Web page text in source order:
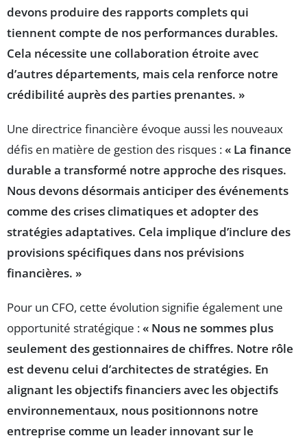
devons produire des rapports complets qui
tiennent compte de nos performances durables.
Cela nécessite une collaboration étroite avec
d’autres départements, mais cela renforce notre
crédibilité auprès des parties prenantes. »
Une directrice financière évoque aussi les nouveaux
défis en matière de gestion des risques :« La finance
durable a transformé notre approche des risques.
Nous devons désormais anticiper des événements
comme des crises climatiques et adopter des
stratégies adaptatives. Cela implique d’inclure des
provisions spécifiques dans nos prévisions
financières. »
Pour un CFO, cette évolution signifie également une
opportunité stratégique :« Nous ne sommes plus
seulement des gestionnaires de chiffres. Notre rôle
est devenu celui d’architectes de stratégies. En
alignant les objectifs financiers avec les objectifs
environnementaux, nous positionnons notre
entreprise comme un leader innovant sur le